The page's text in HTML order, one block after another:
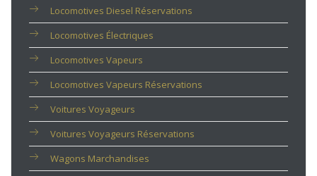
Locomotives Diesel Réservations
Locomotives Électriques
Locomotives Vapeurs
Locomotives Vapeurs Réservations
Voitures Voyageurs
Voitures Voyageurs Réservations
Wagons Marchandises